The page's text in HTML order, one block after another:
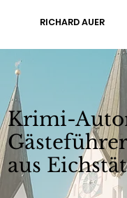
RICHARD AUER
Krimi-
aus